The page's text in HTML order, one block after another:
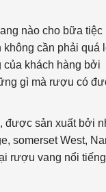
nào cho bữa tiệc
cần phải quá
khách hàng bởi
gì mà rượu có
được sản xuất bởi
somerset West,
rượu vang nổi